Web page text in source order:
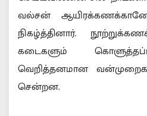
வல்சன்
நிகழ்த்தினார்.
கடைகளும்
வெறித்தனமான
சென்றன.